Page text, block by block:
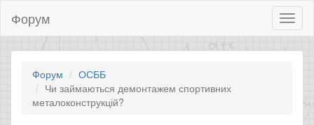
Форум
Форум
ОСББ
Чи займаються демонтажем спортивних
металоконструкцій?